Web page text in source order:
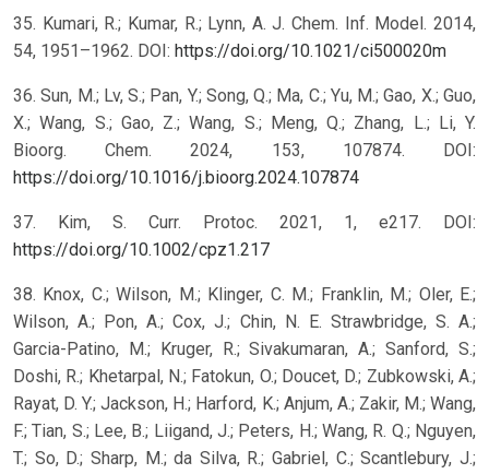
35. Kumari, R.; Kumar, R.; Lynn, A. J. Chem. Inf. Model. 2014,
54, 1951–1962. DOI: https://doi.org/10.1021/ci500020m
36. Sun, M.; Lv, S.; Pan, Y.; Song, Q.; Ma, C.; Yu, M.; Gao, X.; Guo,
X.; Wang, S.; Gao, Z.; Wang, S.; Meng, Q.; Zhang, L.; Li, Y.
Bioorg. Chem. 2024, 153, 107874. DOI:
https://doi.org/10.1016/j.bioorg.2024.107874
37. Kim, S. Curr. Protoc. 2021, 1, e217. DOI:
https://doi.org/10.1002/cpz1.217
38. Knox, C.; Wilson, M.; Klinger, C. M.; Franklin, M.; Oler, E.;
Wilson, A.; Pon, A.; Cox, J.; Chin, N. E. Strawbridge, S. A.;
Garcia-Patino, M.; Kruger, R.; Sivakumaran, A.; Sanford, S.;
Doshi, R.; Khetarpal, N.; Fatokun, O.; Doucet, D.; Zubkowski, A.;
Rayat, D. Y.; Jackson, H.; Harford, K.; Anjum, A.; Zakir, M.; Wang,
F.; Tian, S.; Lee, B.; Liigand, J.; Peters, H.; Wang, R. Q.; Nguyen,
T.; So, D.; Sharp, M.; da Silva, R.; Gabriel, C.; Scantlebury, J.;